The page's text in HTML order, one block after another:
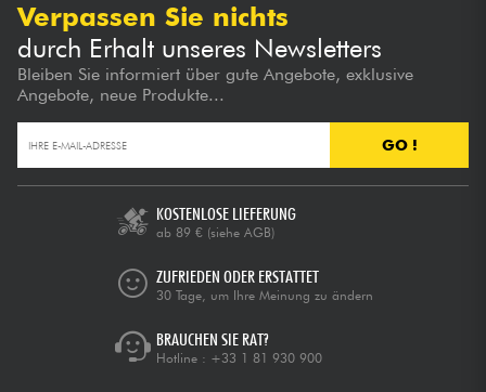
Verpassen Sie nichts
durch Erhalt unseres Newsletters
Bleiben Sie informiert über gute Angebote, exklusive
Angebote, neue Produkte...
GO !
KOSTENLOSE LIEFERUNG
ab 89 € (siehe AGB)
ZUFRIEDEN ODER ERSTATTET
30 Tage, um Ihre Meinung zu ändern
BRAUCHEN SIE RAT?
Hotline : +33 1 81 930 900